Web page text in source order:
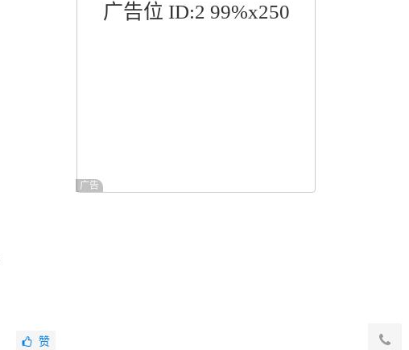
赞
广告位 ID:2 99%x250
广告